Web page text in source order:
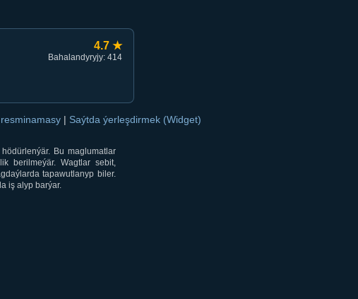
4.7 ★
Bahalandyryjy: 414
| Saýtda ýerleşdirmek (Widget)
Bu maglumatlar
berilmeýär. Wagtlar sebit,
tapawutlanyp biler.
iş alyp barýar.